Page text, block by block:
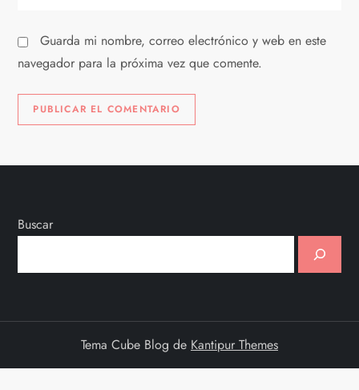
s
Guarda mi nombre, correo electrónico y web en este
navegador para la próxima vez que comente.
Buscar
Tema Cube Blog de Kantipur Themes